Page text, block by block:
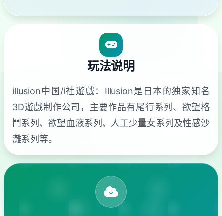
玩法说明
illusion中国/i社遊戲：Illusion是日本的独家知名
3D遊戲制作公司，主要作品有尾行系列、欲望格
鬥系列、欲望血液系列、人工少量女系列及性感沙
灘系列等。